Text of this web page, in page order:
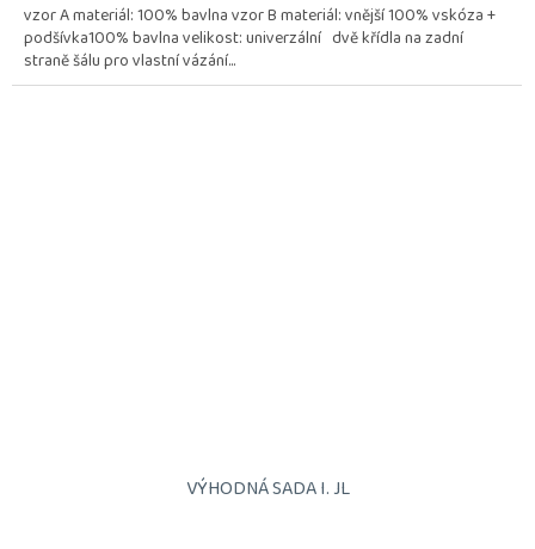
vzor A materiál: 100% bavlna vzor B materiál: vnější 100% vskóza +
podšívka100% bavlna velikost: univerzální dvě křídla na zadní
straně šálu pro vlastní vázání...
VÝHODNÁ SADA I. JL